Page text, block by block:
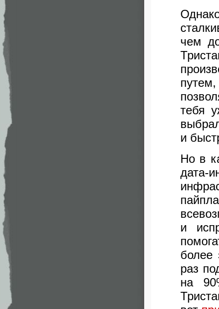
чем
тебя
и
Но в
дата-
и
более
раз
на